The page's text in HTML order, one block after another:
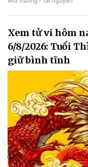
Xem tử vi hôm
6/8/2026: Tuổi
giữ bình tĩnh